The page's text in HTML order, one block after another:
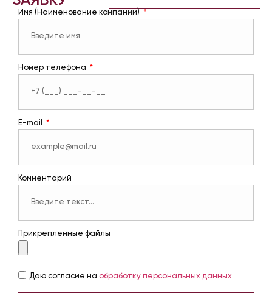
Имя (Наименование компании)
Номер телефона
E-mail
Комментарий
Прикрепленные файлы
Даю согласие на обработку персональных данных